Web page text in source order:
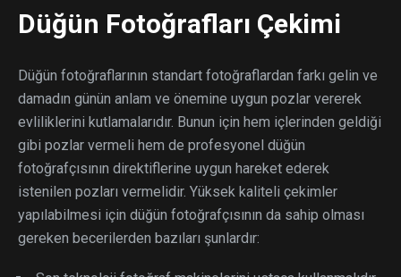
Düğün Fotoğrafları Çekimi
Düğün fotoğraflarının standart fotoğraflardan farkı gelin ve
damadın günün anlam ve önemine uygun pozlar vererek
evliliklerini kutlamalarıdır. Bunun için hem içlerinden geldiği
gibi pozlar vermeli hem de profesyonel düğün
fotoğrafçısının direktiflerine uygun hareket ederek
istenilen pozları vermelidir. Yüksek kaliteli çekimler
yapılabilmesi için düğün fotoğrafçısının da sahip olması
gereken becerilerden bazıları şunlardır: